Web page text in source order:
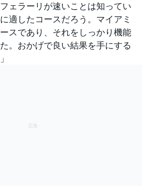
ェラーリが速いことは知ってい
適したコースだろう。マイアミ
スであり、それをしっかり機能
。おかげで良い結果を手にする